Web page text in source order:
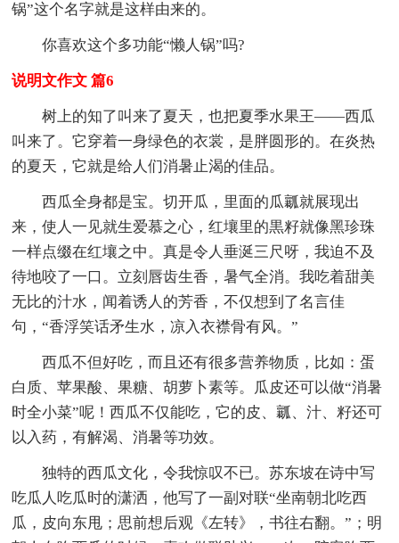
锅”这个名字就是这样由来的。
你喜欢这个多功能“懒人锅”吗?
说明文作文 篇6
树上的知了叫来了夏天，也把夏季水果王——西瓜
叫来了。它穿着一身绿色的衣裳，是胖圆形的。在炎热
的夏天，它就是给人们消暑止渴的佳品。
西瓜全身都是宝。切开瓜，里面的瓜瓤就展现出
来，使人一见就生爱慕之心，红壤里的黒籽就像黑珍珠
一样点缀在红壤之中。真是令人垂涎三尺呀，我迫不及
待地咬了一口。立刻唇齿生香，暑气全消。我吃着甜美
无比的汁水，闻着诱人的芳香，不仅想到了名言佳
句，“香浮笑话矛生水，凉入衣襟骨有风。”
西瓜不但好吃，而且还有很多营养物质，比如：蛋
白质、苹果酸、果糖、胡萝卜素等。瓜皮还可以做“消暑
时全小菜”呢！西瓜不仅能吃，它的皮、瓤、汁、籽还可
以入药，有解渴、消暑等功效。
独特的西瓜文化，令我惊叹不已。苏东坡在诗中写
吃瓜人吃瓜时的潇洒，他写了一副对联“坐南朝北吃西
瓜，皮向东甩；思前想后观《左转》，书往右翻。”；明